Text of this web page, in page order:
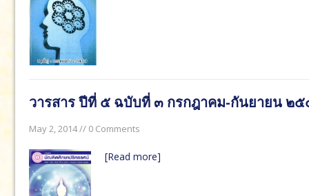
June 29, 2019 in วารสาร:
วารสาร ปีที่ ๕ ฉบับที่ ๓ กรกฎาคม-กันยายน ๒
May 2, 2014 // 0 Comments
[Read more]
มกร